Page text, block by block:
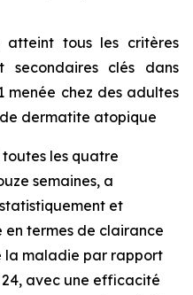
atteint tous les critères
secondaires clés dans
menée chez des adultes
dermatite atopique
toutes les quatre
semaines, a
et
termes de clairance
maladie par rapport
avec une efficacité